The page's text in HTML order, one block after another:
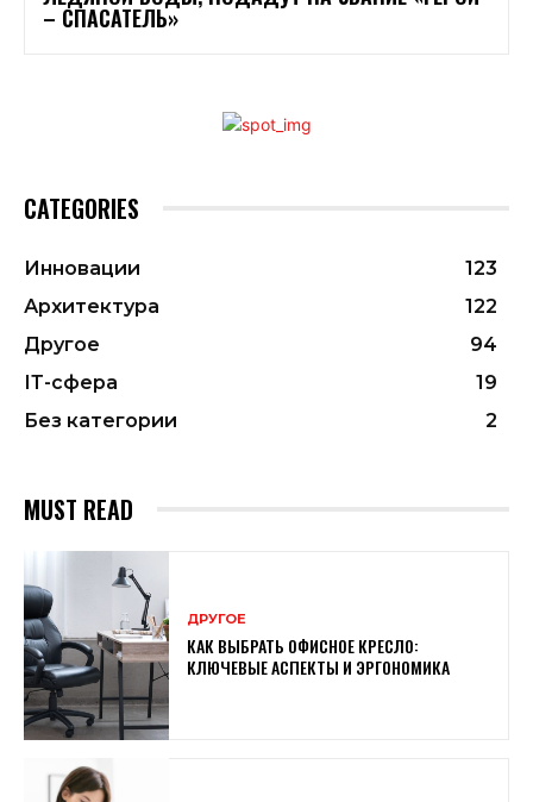
– СПАСАТЕЛЬ»
CATEGORIES
Инновации
123
Архитектура
122
Другое
94
ІТ-сфера
19
Без категории
2
MUST READ
ДРУГОЕ
КАК ВЫБРАТЬ ОФИСНОЕ КРЕСЛО:
КЛЮЧЕВЫЕ АСПЕКТЫ И ЭРГОНОМИКА